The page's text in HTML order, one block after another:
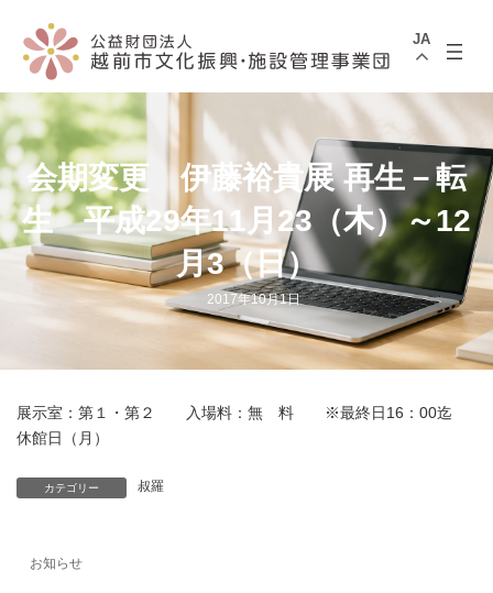
へ
ス
キ
ッ
プ
ョ
ン
に
移
動
JA
会期変更 伊藤裕貴展 再生－転
生 平成29年11月23（木）～12
月3（日）
2017年10月1日
展示室：第１・第２ 入場料：無 料 ※最終日16：00迄
休館日（月）
カテゴリー 叔羅
お知らせ